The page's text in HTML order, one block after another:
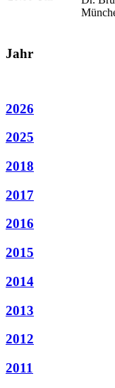
Jahr
2026
2025
2018
2017
2016
2015
2014
2013
2012
2011